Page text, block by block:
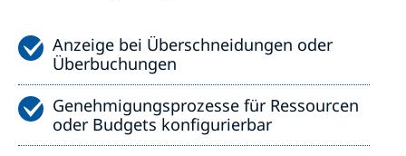
Anzeige bei Überschneidungen oder
Überbuchungen
Genehmigungsprozesse für Ressourcen
oder Budgets konfigurierbar